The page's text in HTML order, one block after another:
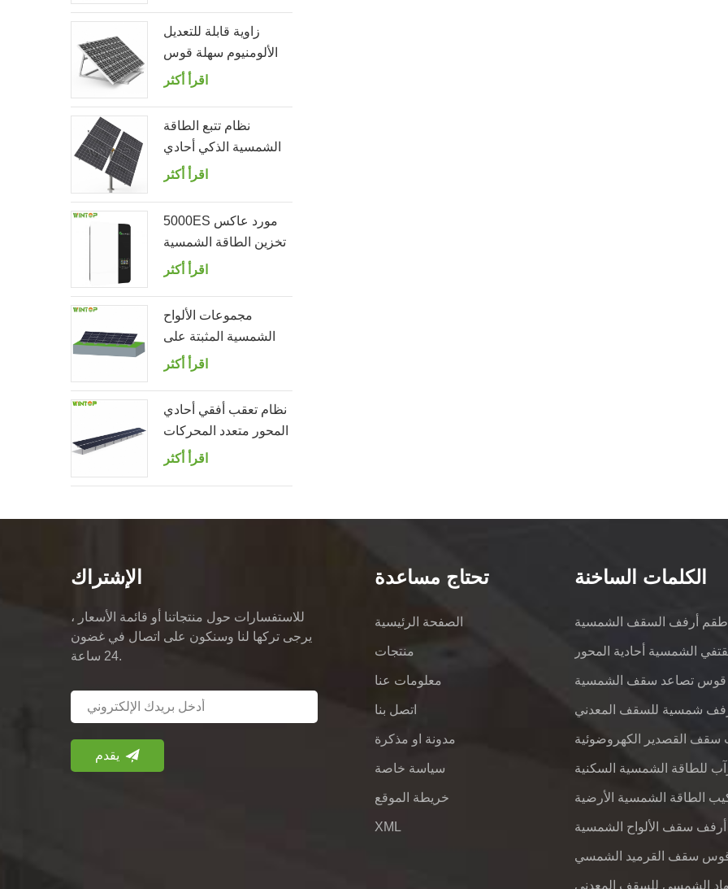
زاوية قابلة للتعديل
الألومنيوم سهلة قوس
لوحة للطاقة الشمسية
اقرأ أكثر
نظام تتبع الطاقة
الشمسية الذكي أحادي
الصف مزدوج
اقرأ أكثر
5000ES مورد عاكس
تخزين الطاقة الشمسية
خارج الشبكة
اقرأ أكثر
مجموعات الألواح
الشمسية المثبتة على
الأرض
اقرأ أكثر
نظام تعقب أفقي أحادي
المحور متعدد المحركات
اقرأ أكثر
الإشتراك
للاستفسارات حول منتجاتنا أو قائمة الأسعار ،
يرجى تركها لنا وسنكون على اتصال في غضون
24 ساعة.
تحتاج مساعدة
الصفحة الرئيسية
منتجات
معلومات عنا
اتصل بنا
مدونة او مذكرة
سياسة خاصة
خريطة الموقع
XML
الكلمات الساخنة
طقم أرفف السقف الشمسية
الشمسية أحادية المحور
قوس تصاعد سقف الشمسية
شمسية للسقف المعدني
سقف القصدير الكهروضوئية
الطاقة الشمسية الأرضية
سقف الألواح الشمسية
سقف القرميد الشمسي
الشمسي للسقف المعدني